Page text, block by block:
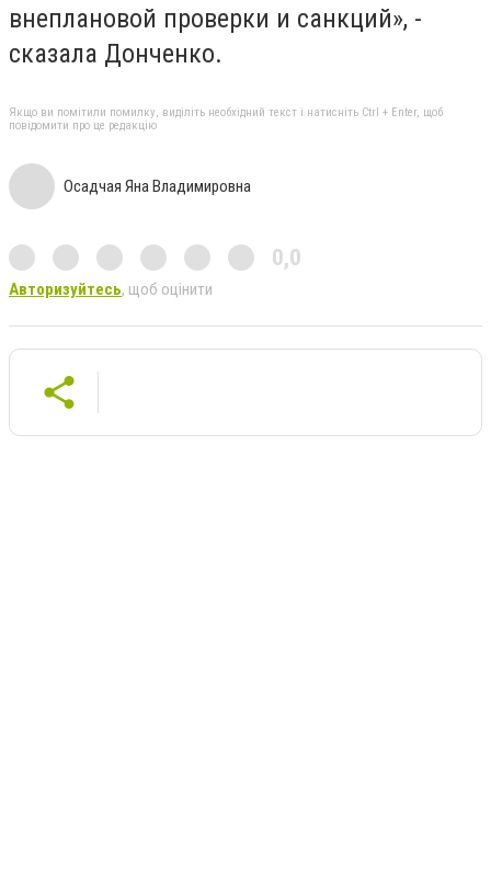
внеплановой проверки и санкций», -
сказала Донченко.
Якщо ви помітили помилку, виділіть необхідний текст і натисніть Ctrl + Enter, щоб
повідомити про це редакцію
Осадчая Яна Владимировна
0,0
Авторизуйтесь, щоб оцінити